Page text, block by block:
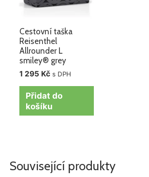
Cestovní taška
Reisenthel
Allrounder L
smiley® grey
1 295 Kč s DPH
Přidat do
košíku
Související produkty